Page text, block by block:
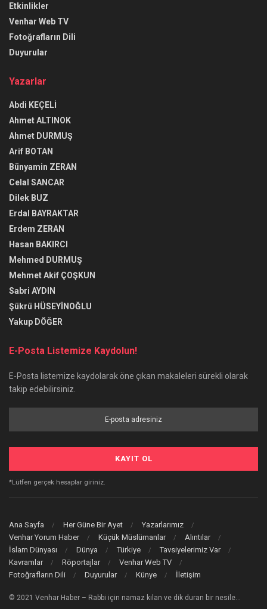
Etkinlikler
Venhar Web TV
Fotoğrafların Dili
Duyurular
Yazarlar
Abdi KEÇELİ
Ahmet ALTINOK
Ahmet DURMUŞ
Arif BOTAN
Bünyamin ZERAN
Celal SANCAR
Dilek BUZ
Erdal BAYRAKTAR
Erdem ZERAN
Hasan BAKIRCI
Mehmed DURMUŞ
Mehmet Akif ÇOŞKUN
Sabri AYDIN
Şükrü HÜSEYİNOĞLU
Yakup DÖĞER
E-Posta Listemize Kaydolun!
E-Posta listemize kaydolarak öne çıkan makaleleri sürekli olarak
takip edebilirsiniz.
*Lütfen gerçek hesaplar giriniz.
Ana Sayfa Her Güne Bir Ayet
Yazarlarımız
Venhar Yorum Haber
Küçük Müslümanlar
Alıntılar
İslam Dünyası
Dünya Türkiye
Tavsiyelerimiz Var
Kavramlar
Röportajlar
Venhar Web TV
Fotoğrafların Dili
Duyurular Künye İletişim
© 2021 Venhar Haber – Rabbi için namaz kılan ve dik duran bir nesile…